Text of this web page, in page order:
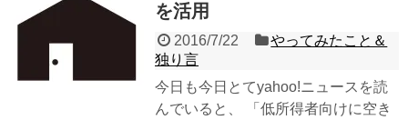
を活用
2016/7/22
やってみたこと＆
独り言
今日も今日とてyahoo!ニュースを読
んでいると、 「低所得者向けに空き